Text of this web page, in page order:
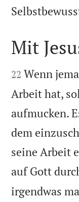

Mit

22 Wenn
Arbeit hat,
aufmucken.
dem
seine Arbeit
auf Gott
irgendwas